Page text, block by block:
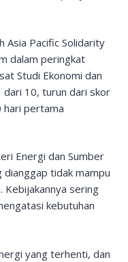
Asia Pacific Solidarity
dalam peringkat
Studi Ekonomi dan
dari 10, turun dari skor
hari pertama
Energi dan Sumber
dianggap tidak mampu
sering
kebutuhan
yang terhenti, dan